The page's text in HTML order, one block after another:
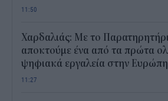
11:50
Χαρδαλιάς: Με το
αποκτούμε ένα από τα πρώτα
ψηφιακά εργαλεία στην Ευρώπη
11:27